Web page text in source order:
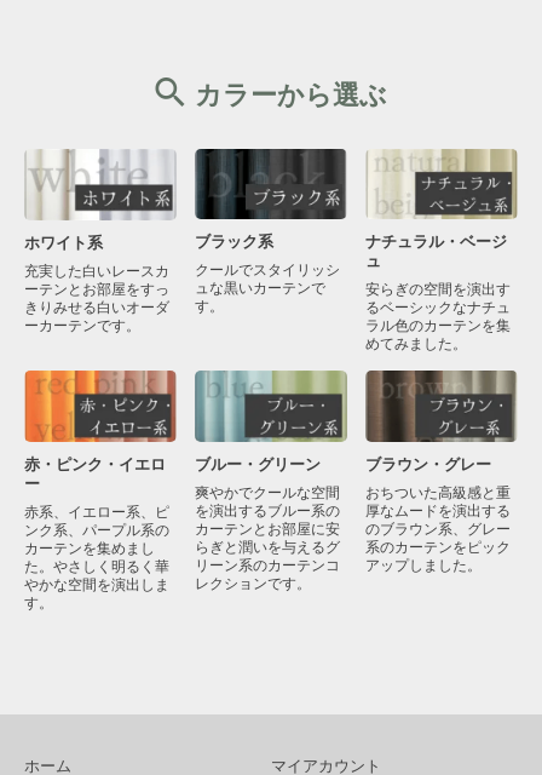
カラーから選ぶ
ホワイト系
充実した白いレースカ
ーテンとお部屋をすっ
きりみせる白いオーダ
ーカーテンです。
ブラック系
クールでスタイリッシ
ュな黒いカーテンで
す。
ナチュラル・ベージ
ュ
安らぎの空間を演出す
るベーシックなナチュ
ラル色のカーテンを集
めてみました。
赤・ピンク・イエロ
ー
赤系、イエロー系、ピ
ンク系、パープル系の
カーテンを集めまし
た。やさしく明るく華
やかな空間を演出しま
す。
ブルー・グリーン
爽やかでクールな空間
を演出するブルー系の
カーテンとお部屋に安
らぎと潤いを与えるグ
リーン系のカーテンコ
レクションです。
ブラウン・グレー
おちついた高級感と重
厚なムードを演出する
のブラウン系、グレー
系のカーテンをピック
アップしました。
ホーム マイアカウント